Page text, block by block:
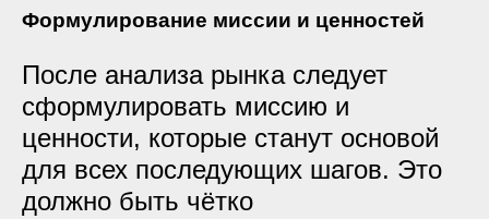
Формулирование миссии и ценностей
После анализа рынка следует
сформулировать миссию и
ценности, которые станут основой
для всех последующих шагов. Это
должно быть чётко